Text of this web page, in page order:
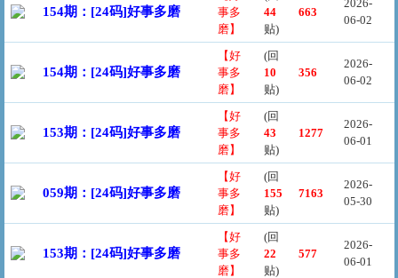
154期：[24码]好事多磨
事多
磨】
44
贴)
663
2026-
06-02
154期：[24码]好事多磨
【好
事多
磨】
(回
10
贴)
356
2026-
06-02
153期：[24码]好事多磨
【好
事多
磨】
(回
43
贴)
1277
2026-
06-01
059期：[24码]好事多磨
【好
事多
磨】
(回
155
贴)
7163
2026-
05-30
153期：[24码]好事多磨
【好
事多
磨】
(回
22
贴)
577
2026-
06-01